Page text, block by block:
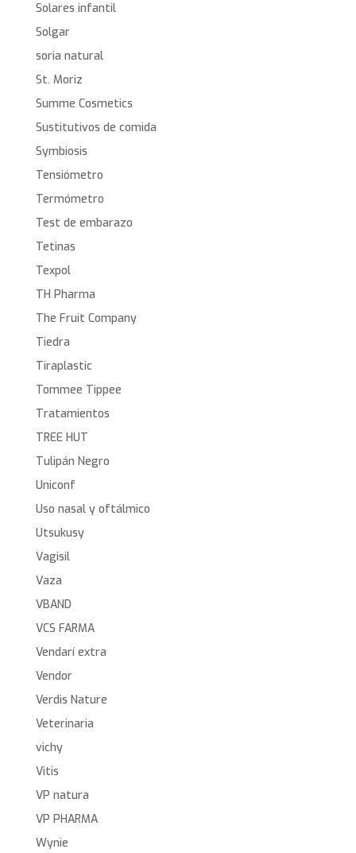
Solares infantil
Solgar
soria natural
St. Moriz
Summe Cosmetics
Sustitutivos de comida
Symbiosis
Tensiómetro
Termómetro
Test de embarazo
Tetinas
Texpol
TH Pharma
The Fruit Company
Tiedra
Tiraplastic
Tommee Tippee
Tratamientos
TREE HUT
Tulipán Negro
Uniconf
Uso nasal y oftálmico
Utsukusy
Vagisil
Vaza
VBAND
VCS FARMA
Vendarí extra
Vendor
Verdis Nature
Veterinaria
vichy
Vitis
VP natura
VP PHARMA
Wynie